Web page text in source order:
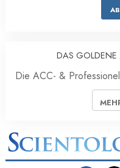
DAS GOLDENE
Die ACC- &